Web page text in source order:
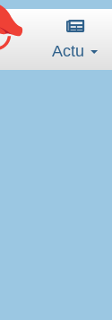
Actu